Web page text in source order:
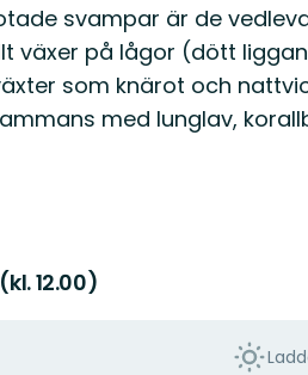
svampar är de
växer på lågor (dött
som knärot och
med lunglav,
12.00)